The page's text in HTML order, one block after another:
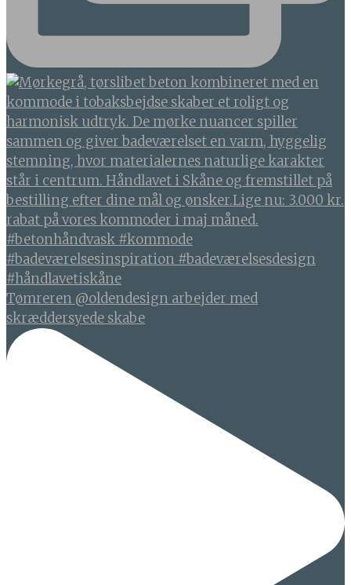
Tømreren @oldendesign arbejder med
skræddersyede skabe